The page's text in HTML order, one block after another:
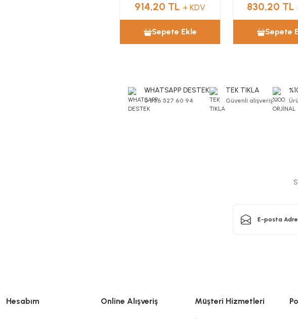
914,20 TL + KDV
Sepete Ekle
830,20 TL
Sepete
WHATSAPP DESTEK
0 506 527 60 94
TEK TIKLA
Güvenli alışveriş
Hesabım Online Alışveriş Müşteri Hizmetleri